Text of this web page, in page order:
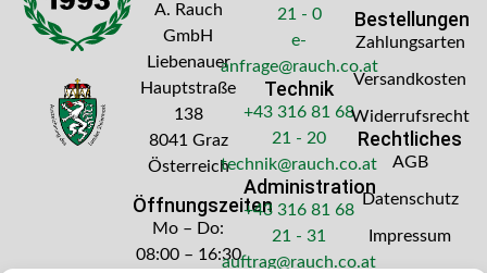
A. Rauch
GmbH
Liebenauer
Hauptstraße
138
8041 Graz
Österreich
Öffnungszeiten
Mo – Do:
08:00 – 16:30
21 - 0
e-
anfrage@rauch.co.at
Technik
+43 316 81 68
21 - 20
technik@rauch.co.at
Administration
+43 316 81 68
21 - 31
auftrag@rauch.co.at
Bestellungen
Zahlungsarten
Versandkosten
Widerrufsrecht
Rechtliches
AGB
Datenschutz
Impressum